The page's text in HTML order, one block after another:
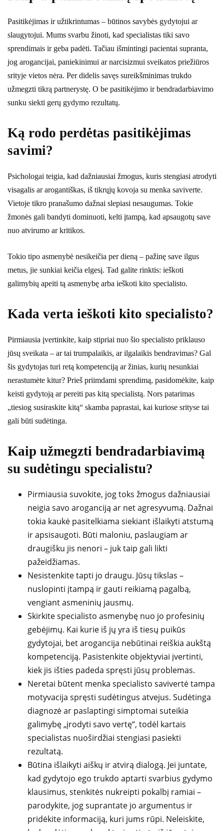
Pasitikėjimas ir užtikrintumas – būtinos savybės gydytojui ar
slaugytojui. Mums svarbu žinoti, kad specialistas tiki savo
sprendimais ir geba padėti. Tačiau išmintingi pacientai supranta,
jog arogancijai, paniekinimui ar narcisizmui sveikatos priežiūros
srityje vietos nėra. Per didelis savęs sureikšminimas trukdo
užmegzti tikrą partnerystę. O be pasitikėjimo ir bendradarbiavimo
sunku siekti gerų gydymo rezultatų.
Ką rodo perdėtas pasitikėjimas
savimi?
Psichologai teigia, kad dažniausiai žmogus, kuris stengiasi atrodyti
visagalis ar arogantiškas, iš tikrųjų kovoja su menka saviverte.
Vietoje tikro pranašumo dažnai slepiasi nesaugumas. Tokie
žmonės gali bandyti dominuoti, kelti įtampą, kad apsaugotų save
nuo atvirumo ar kritikos.
Tokio tipo asmenybė nesikeičia per dieną – pažinę save ilgus
metus, jie sunkiai keičia elgesį. Tad galite rinktis: ieškoti
galimybių apeiti tą asmenybę arba ieškoti kito specialisto.
Kada verta ieškoti kito specialisto?
Pirmiausia įvertinkite, kaip stipriai nuo šio specialisto priklauso
jūsų sveikata – ar tai trumpalaikis, ar ilgalaikis bendravimas? Gal
šis gydytojas turi retą kompetenciją ar žinias, kurių nesunkiai
nerastumėte kitur? Prieš priimdami sprendimą, pasidomėkite, kaip
keisti gydytoją ar pereiti pas kitą specialistą. Nors patarimas
„tiesiog susiraskite kitą“ skamba paprastai, kai kuriose srityse tai
gali būti sudėtinga.
Kaip užmegzti bendradarbiavimą
su sudėtingu specialistu?
Pirmiausia suvokite, jog toks žmogus dažniausiai
neigia savo aroganciją ar net agresyvumą. Dažnai
tokia kaukė pasitelkiama siekiant išlaikyti atstumą
ir apsisaugoti. Būti maloniu, paslaugiam ar
draugišku jis nenori – juk taip gali likti
pažeidžiamas.
Nesistenkite tapti jo draugu. Jūsų tikslas –
nuslopinti įtampą ir gauti reikiamą pagalbą,
vengiant asmeninių jausmų.
Skirkite specialisto asmenybę nuo jo profesinių
gebėjimų. Kai kurie iš jų yra iš tiesų puikūs
gydytojai, bet arogancija nebūtinai reiškia aukštą
kompetenciją. Pasistenkite objektyviai įvertinti,
kiek jis išties padeda spręsti jūsų problemas.
Neretai būtent menka specialisto savivertė tampa
motyvacija spręsti sudėtingus atvejus. Sudėtinga
diagnozė ar paslaptingi simptomai suteikia
galimybę „įrodyti savo vertę“, todėl kartais
specialistas nuoširdžiai stengiasi pasiekti
rezultatą.
Būtina išlaikyti aiškų ir atvirą dialogą. Jei juntate,
kad gydytojo ego trukdo aptarti svarbius gydymo
klausimus, stenkitės nukreipti pokalbį ramiai –
parodykite, jog suprantate jo argumentus ir
pridėkite informaciją, kuri jums rūpi. Neleiskite,